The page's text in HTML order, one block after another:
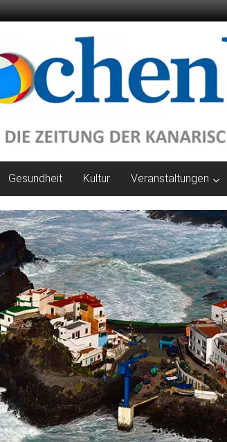
Gesundheit Kultur Veranstaltungen